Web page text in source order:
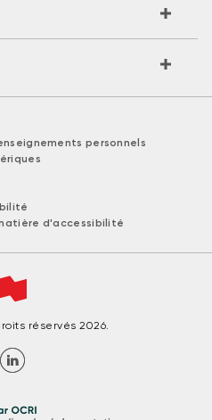
personnels
d'accessibilité
réservés 2026.